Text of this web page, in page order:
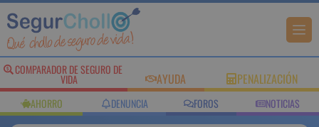
COMPARADOR DE SEGURO DE
VIDA AYUDA PENALIZACIÓN
AHORRO DENUNCIA FOROS NOTICIAS